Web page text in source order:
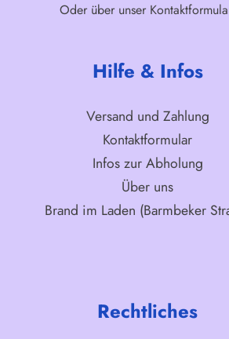
Oder über unser
Hilfe & Infos
Versand und Zahlung
Kontaktformular
Infos zur Abholung
Über uns
Brand im Laden (Barmbeker
Rechtliches